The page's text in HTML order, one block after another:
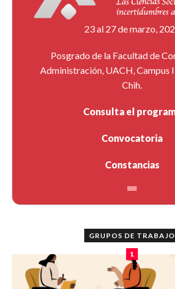
23 al 27 de marzo,
Posgrado de la Facultad de
Administración, UACH, Campus
Chih.
Consulta el
Convocatoria
Constancias
GRUPOS DE TRABAJO
1